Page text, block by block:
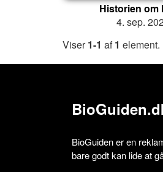
Historien om
4. sep.
Viser1-1 af1 element.
BioGuiden er en
bare godt kan lide at